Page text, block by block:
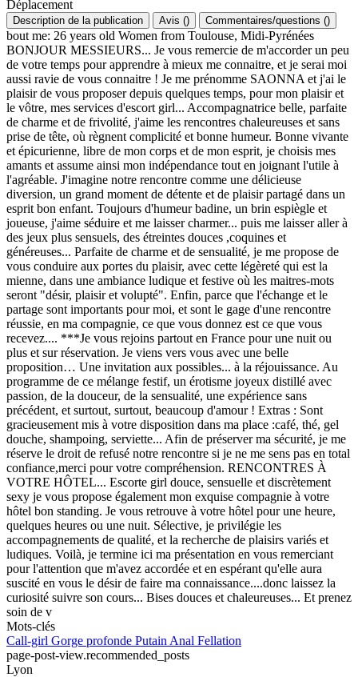
Déplacement
Description de la publication Avis () Commentaires/questions ()
bout me: 26 years old Women from Toulouse, Midi-Pyrénées
BONJOUR MESSIEURS... Je vous remercie de m'accorder un peu
de votre temps pour apprendre à mieux me connaitre, et je serai moi
aussi ravie de vous connaitre ! Je me prénomme SAONNA et j'ai le
plaisir de vous proposer depuis quelques temps, pour mon plaisir et
le vôtre, mes services d'escort girl... Accompagnatrice belle, parfaite
de charme et de frivolité, j'aime les rencontres chaleureuses et sans
prise de tête, où règnent complicité et bonne humeur. Bonne vivante
et épicurienne, libre de mon corps et de mon esprit, je choisis mes
amants et assume ainsi mon indépendance tout en joignant l'utile à
l'agréable. J'imagine notre rencontre comme une délicieuse
diversion, un grand moment de détente et de plaisir partagé dans un
esprit bon enfant. Toujours d'humeur badine, un brin espiègle et
joueuse, j'aime séduire et me laisser charmer... puis me laisser aller à
des jeux plus sensuels, des étreintes douces ,coquines et
généreuses... Parfaite de charme et de sensualité, je me propose de
vous conduire aux portes du plaisir, avec cette légèreté qui est la
mienne, dans une ambiance ludique et festive où les maitres-mots
seront "désir, plaisir et volupté". Enfin, parce que l'échange et le
partage sont importants pour moi, et sont le gage d'une rencontre
réussie, en ma compagnie, ce que vous donnez est ce que vous
recevez.... ***Je vous rejoins partout en France pour une nuit ou
plus et sur réservation. Je viens vers vous avec une belle
proposition… Une invitation aux possibles... à la réjouissance. Au
programme de ce mélange festif, un érotisme joyeux distillé avec
passion, de la douceur, de la sensualité, une expérience sans
précédent, et surtout, surtout, beaucoup d'amour ! Extras : Sont
gracieusement mis à votre disposition dans ma place :café, thé, gel
douche, shampoing, serviette... Afin de préserver ma sécurité, je me
réserve le droit de refusé notre rencontre si je ne me sens pas en total
confiance,merci pour votre compréhension. RENCONTRES À
VOTRE HÔTEL... Escorte girl douce, sensuelle et discrètement
sexy je vous propose également mon exquise compagnie à votre
hôtel bon standing. Je vous retrouve à votre hôtel pour une heure,
quelques heures ou une nuit. Sélective, je privilégie les
accompagnements de qualité, et la recherche de plaisirs variés et
ludiques. Voilà, je termine ici ma présentation en vous remerciant
pour l'attention que m'avez accordée et en espérant qu'elle aura
suscité en vous le désir de faire ma connaissance....donc laissez la
curiosité suivre son cours... Bises douces et chaleureuses... Et prenez
soin de v
Mots-clés
Call-girl Gorge profonde Putain Anal Fellation
page-post-view.recommended_posts
Lyon